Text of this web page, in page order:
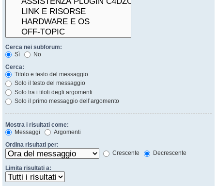
Cerca nei subforum:
Sì
No
Cerca:
Titolo e testo del messaggio
Solo il testo del messaggio
Solo tra i titoli degli argomenti
Solo il primo messaggio dell’argomento
Mostra i risultati come:
Messaggi
Argomenti
Ordina risultati per:
Crescente
Decrescente
Limita risultati a: